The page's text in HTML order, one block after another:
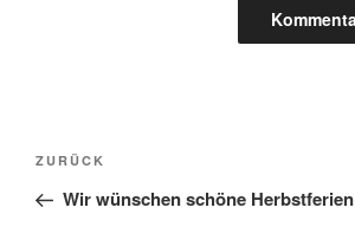
Beitragsnavigation
Vorheriger
Beitrag
ZURÜCK
Wir wünschen schöne Herbstferien